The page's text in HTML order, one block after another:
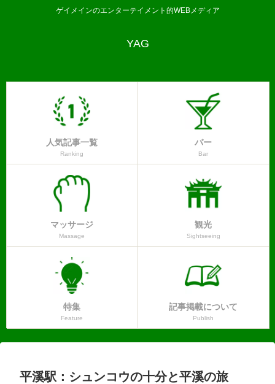
ゲイメインのエンターテイメント的WEBメディア
YAG
人気記事一覧
Ranking
バー
Bar
マッサージ
Massage
観光
Sightseeing
特集
Feature
記事掲載について
Publish
平溪駅：シュンコウの十分と平溪の旅